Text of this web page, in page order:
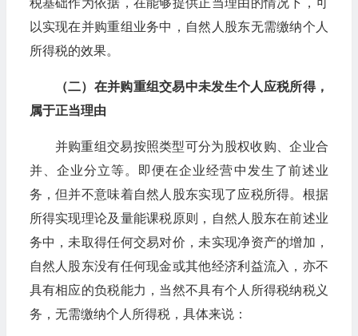
税基础作为依据，在能够提供正当理由的情况下，可
以实现在并购重组业务中，自然人股东无需缴纳个人
所得税的效果。
（二）在并购重组交易中未发生个人应税所得，
属于正当理由
并购重组交易按照类型可分为股权收购、企业合
并、企业分立等。即便在企业经营中发生了前述业
务，但并不意味着自然人股东实现了应税所得。根据
所得实现理论及量能课税原则，自然人股东在前述业
务中，未取得任何交易对价，未实现净资产的增加，
自然人股东没有任何现金或其他经济利益流入，亦不
具有相应的负税能力，当然不具有个人所得税纳税义
务，无需缴纳个人所得税，具体来说：